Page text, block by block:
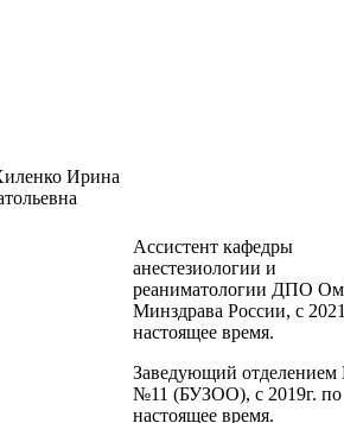
Ассистент кафедры
анестезиологии и
реаниматологии ДПО
Минздрава России, с
настоящее время.
Заведующий
№11 (БУЗОО), с 2019г. по
настоящее время.